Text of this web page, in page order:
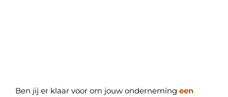
Ben jij er klaar voor om jouw onderneming een